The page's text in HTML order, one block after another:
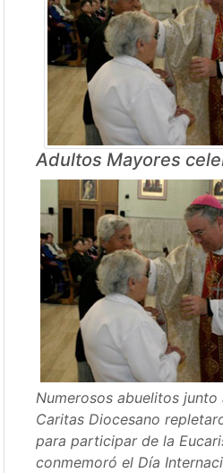
Adultos Mayores
Numerosos abuelitos
Caritas Diocesano
para participar de la
conmemoró el Día